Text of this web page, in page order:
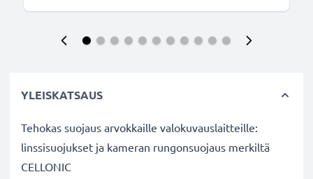
YLEISKATSAUS
Tehokas suojaus arvokkaille valokuvauslaitteille:
linssisuojukset ja kameran rungonsuojaus merkiltä
CELLONIC